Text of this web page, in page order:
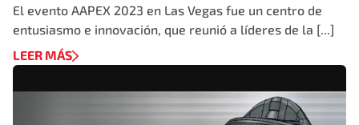
El evento AAPEX 2023 en Las Vegas fue un centro de
entusiasmo e innovación, que reunió a líderes de la [...]
LEER MÁS